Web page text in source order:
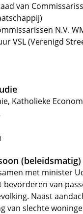
van
N.V.
VSL (Verenigd
Katholieke
(beleidsmatig)
met minister
bevorderen van
Naast
van slechte